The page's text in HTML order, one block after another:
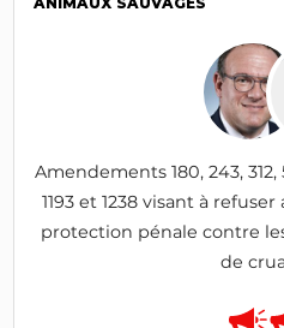
Amendements 180, 243, 312,
1193 et 1238 visant à
protection pénale contre
de